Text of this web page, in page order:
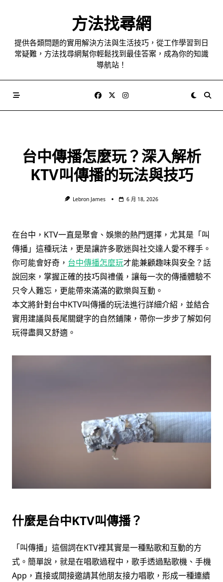
方法找尋網
提供各類問題的實用解決方法與生活技巧，從工作學習到日
常疑難，方法找尋網幫你輕鬆找到最佳答案，成為你的知識
導航站！
台中傳播怎麼玩？深入解析
KTV叫傳播的玩法與技巧
Lebron James 6 月 18, 2026
在台中，KTV一直是聚會、娛樂的熱門選擇，尤其是「叫
傳播」這種玩法，更是讓許多歌迷與社交達人愛不釋手。
你可能會好奇， 台中傳播怎麼玩才能兼顧趣味與安全？話
說回來，掌握正確的技巧與禮儀，讓每一次的傳播體驗不
只令人難忘，更能帶來滿滿的歡樂與互動。
本文將針對台中KTV叫傳播的玩法進行詳細介紹，並結合
實用建議與長尾關鍵字的自然鋪陳，帶你一步步了解如何
玩得盡興又舒適。
什麼是台中KTV叫傳播？
「叫傳播」這個詞在KTV裡其實是一種點歌和互動的方
式。簡單說，就是在唱歌過程中，歌手透過點歌機、手機
App，直接或間接邀請其他朋友接力唱歌，形成一種連續